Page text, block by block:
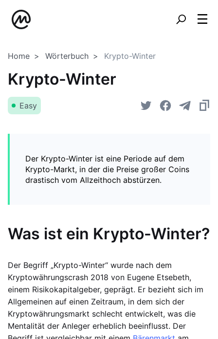
Home Wörterbuch Krypto-Winter
Krypto-Winter
Easy
Der Krypto-Winter ist eine Periode auf dem
Krypto-Markt, in der die Preise großer Coins
drastisch vom Allzeithoch abstürzen.
Was ist ein Krypto-Winter?
Der Begriff „Krypto-Winter“ wurde nach dem
Kryptowährungscrash 2018 von Eugene Etsebeth,
einem Risikokapitalgeber, geprägt. Er bezieht sich im
Allgemeinen auf einen Zeitraum, in dem sich der
Kryptowährungsmarkt schlecht entwickelt, was die
Mentalität der Anleger erheblich beeinflusst. Der